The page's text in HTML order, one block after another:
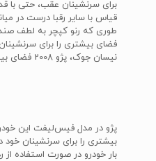
برای سرنشینان عقب، حتی با
قیاس با سایر رقبا درست در
طوری که رنو کپچر به لطف
فضای بیشتری را برای
نیسان جوک، پژو 2008 فضای بیشتری دارد.
پژو در مدل فیس‌لیفت این
بیشتری را برای سرنشینان خود